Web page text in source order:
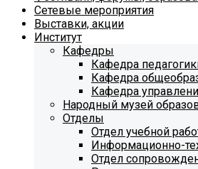
Сетевые мероприятия
Выставки, акции
Институт
Кафедры
Кафедра
Кафедра
Кафедра
Народный музей
Отделы
Отдел учебной
Информационно-
Отдел